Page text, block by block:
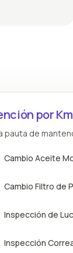
por
pauta de
Cambio Aceite
Cambio Filtro de
Inspección de
Inspección